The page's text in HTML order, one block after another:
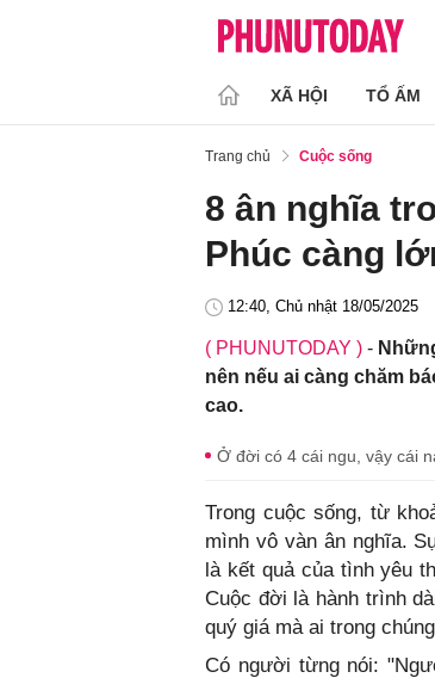
XÃ HỘI TỔ ẤM
Trang chủ Cuộc sống
8 ân nghĩa
Phúc càng
12:40, Chủ nhật 18/05/2025
( PHUNUTODAY ) -
nên nếu ai càng chăm
cao.
Ở đời có 4 cái ngu, vậy cái
Trong cuộc sống, từ
mình vô vàn ân nghĩa.
là kết quả của tình yêu
Cuộc đời là hành trình
quý giá mà ai trong
Có người từng nói: